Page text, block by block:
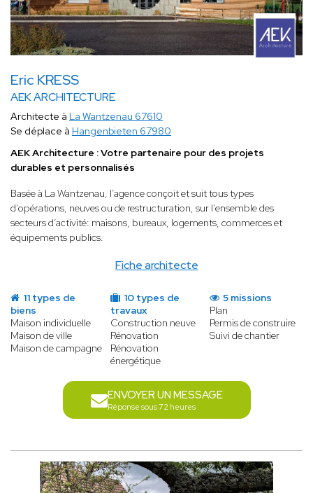
Eric KRESS
AEK ARCHITECTURE
Fiche architecte
Architecte à La Wantzenau 67610
Se déplace à Hangenbieten 67980
AEK Architecture : Votre partenaire pour des projets
durables et personnalisés
Basée à La Wantzenau, l’agence conçoit et suit tous types
d’opérations, neuves ou de restructuration, sur l’ensemble des
secteurs d’activité: maisons, bureaux, logements, commerces et
équipements publics.
11 types de
biens
Maison individuelle
Maison de ville
Maison de campagne
10 types de
travaux
Construction neuve
Rénovation
Rénovation
énergétique
5 missions
Plan
Permis de construire
Suivi de chantier
ENVOYER UN MESSAGE
Réponse sous 72 heures